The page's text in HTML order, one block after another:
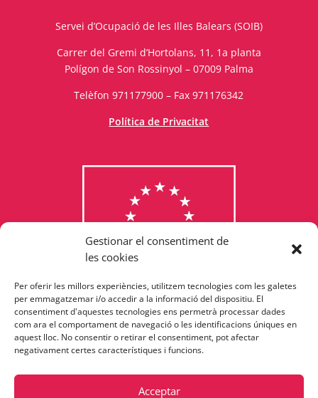
Gestionar el consentiment de
les cookies
Per oferir les millors experiències, utilitzem tecnologies com les galetes
per emmagatzemar i/o accedir a la informació del dispositiu. El
consentiment d'aquestes tecnologies ens permetrà processar dades
com ara el comportament de navegació o les identificacions úniques en
aquest lloc. No consentir o retirar el consentiment, pot afectar
negativament certes característiques i funcions.
Acceptar
Consulta els programes
finançats per la Unió Europea
Servei d’Ocupació de les Illes Balears (SOIB)
Carrer del Gremi d’Hortolans, 11, 1a planta
Polígon de Son Rossinyol – 07009 Palma
Telèfon 971177900 – Fax 971176342
Política de Privacitat